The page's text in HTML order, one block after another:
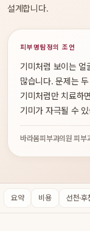
설계합니다.
피부명탐정의 조언
기미처럼 보이는 얼
많습니다. 문제는
기미처럼만 치료하
기미가 자극될 수
바라봄피부과의원 피부
요약 비용 선천·후